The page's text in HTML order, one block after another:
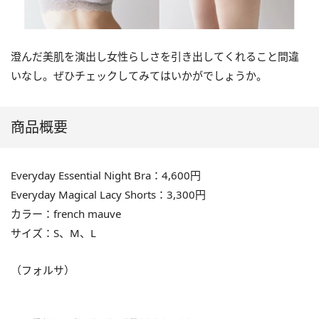
澄んだ美肌を演出し女性らしさを引き出してくれること間違
いなし。ぜひチェックしてみてはいかがでしょうか。
商品概要
Everyday Essential Night Bra：4,600円
Everyday Magical Lacy Shorts：3,300円
カラー：french mauve
サイズ：S、M、L
（フォルサ）